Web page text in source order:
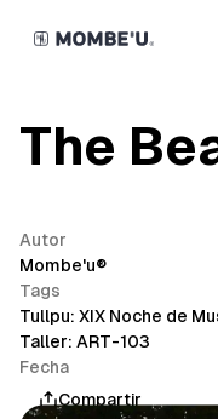
The
Autor
Mombe'u®
Tags
Tullpu: XIX Noche de
Taller: ART-103
Fecha
marzo 21, 2025
Compartir